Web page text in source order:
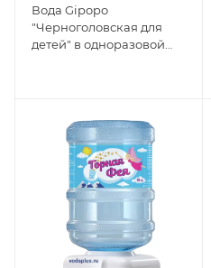
Вода Gipopo
"Черноголовская для
детей" в одноразовой